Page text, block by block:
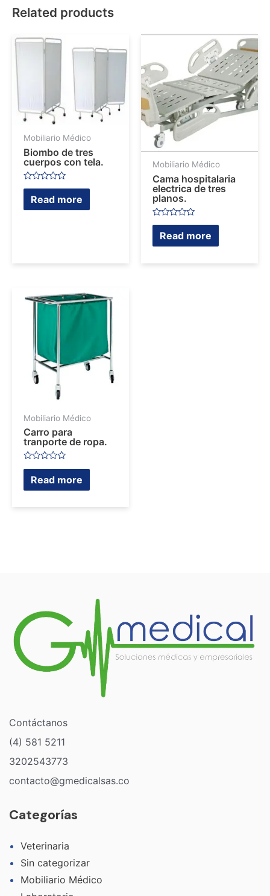
Related products
Mobiliario Médico
Biombo de tres
cuerpos con tela.
Rated
out
of
Read more
Mobiliario Médico
Cama hospitalaria
electrica de tres
planos.
Rated
out
of
Read more
Mobiliario Médico
Carro para
tranporte de ropa.
Rated
out
of
Read more
Contáctanos
(4) 581 5211
3202543773
contacto@gmedicalsas.co
Categorías
Veterinaria
Sin categorizar
Mobiliario Médico